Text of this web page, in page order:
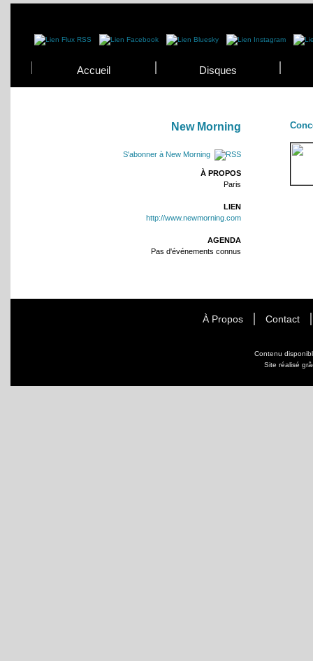
Accueil Disques
New Morning
S'abonner à New Morning
À PROPOS
Paris
LIEN
http://www.newmorning.com
AGENDA
Pas d'événements connus
À Propos Contact
Contenu
Site réalisé